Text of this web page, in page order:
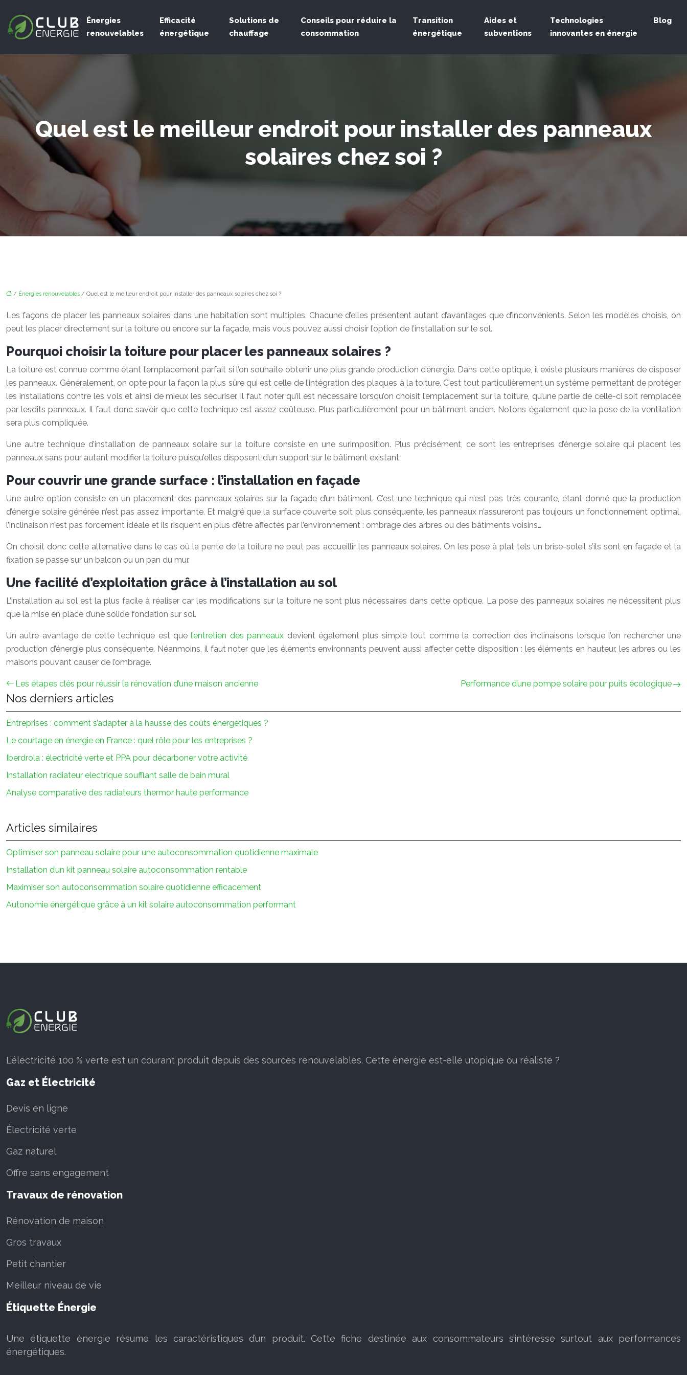
Énergies
renouvelables
Efficacité
énergétique
Solutions de
chauffage
Conseils pour réduire la
consommation
Transition
énergétique
Aides et
subventions
Technologies
innovantes en énergie
Blog
Quel est le meilleur endroit pour installer des panneaux
solaires chez soi ?
/ Énergies renouvelables / Quel est le meilleur endroit pour installer des panneaux solaires chez soi ?
Les façons de placer les panneaux solaires dans une habitation sont multiples. Chacune d’elles présentent autant d’avantages que d’inconvénients. Selon les modèles choisis, on
peut les placer directement sur la toiture ou encore sur la façade, mais vous pouvez aussi choisir l’option de l’installation sur le sol.
Pourquoi choisir la toiture pour placer les panneaux solaires ?
La toiture est connue comme étant l’emplacement parfait si l’on souhaite obtenir une plus grande production d’énergie. Dans cette optique, il existe plusieurs manières de disposer
les panneaux. Généralement, on opte pour la façon la plus sûre qui est celle de l’intégration des plaques à la toiture. C’est tout particulièrement un système permettant de protéger
les installations contre les vols et ainsi de mieux les sécuriser. Il faut noter qu’il est nécessaire lorsqu’on choisit l’emplacement sur la toiture, qu’une partie de celle-ci soit remplacée
par lesdits panneaux. Il faut donc savoir que cette technique est assez coûteuse. Plus particulièrement pour un bâtiment ancien. Notons également que la pose de la ventilation
sera plus compliquée.
Une autre technique d’installation de panneaux solaire sur la toiture consiste en une surimposition. Plus précisément, ce sont les entreprises d’énergie solaire qui placent les
panneaux sans pour autant modifier la toiture puisqu’elles disposent d’un support sur le bâtiment existant.
Pour couvrir une grande surface : l’installation en façade
Une autre option consiste en un placement des panneaux solaires sur la façade d’un bâtiment. C’est une technique qui n’est pas très courante, étant donné que la production
d’énergie solaire générée n’est pas assez importante. Et malgré que la surface couverte soit plus conséquente, les panneaux n’assureront pas toujours un fonctionnement optimal,
l’inclinaison n’est pas forcément idéale et ils risquent en plus d’être affectés par l’environnement : ombrage des arbres ou des bâtiments voisins…
On choisit donc cette alternative dans le cas où la pente de la toiture ne peut pas accueillir les panneaux solaires. On les pose à plat tels un brise-soleil s’ils sont en façade et la
fixation se passe sur un balcon ou un pan du mur.
Une facilité d’exploitation grâce à l’installation au sol
L’installation au sol est la plus facile à réaliser car les modifications sur la toiture ne sont plus nécessaires dans cette optique. La pose des panneaux solaires ne nécessitent plus
que la mise en place d’une solide fondation sur sol.
Un autre avantage de cette technique est quel’entretien des panneaux devient également plus simple tout comme la correction des inclinaisons lorsque l’on rechercher une
production d’énergie plus conséquente. Néanmoins, il faut noter que les éléments environnants peuvent aussi affecter cette disposition : les éléments en hauteur, les arbres ou les
maisons pouvant causer de l’ombrage.
Les étapes clés pour réussir la rénovation d’une maison ancienne Performance d’une pompe solaire pour puits écologique
Nos derniers articles
Entreprises : comment s’adapter à la hausse des coûts énergétiques ?
Le courtage en énergie en France : quel rôle pour les entreprises ?
Iberdrola : électricité verte et PPA pour décarboner votre activité
Installation radiateur electrique soufflant salle de bain mural
Analyse comparative des radiateurs thermor haute performance
Articles similaires
Optimiser son panneau solaire pour une autoconsommation quotidienne maximale
Installation d’un kit panneau solaire autoconsommation rentable
Maximiser son autoconsommation solaire quotidienne efficacement
Autonomie énergétique grâce à un kit solaire autoconsommation performant
L’électricité 100 % verte est un courant produit depuis des sources renouvelables. Cette énergie est-elle utopique ou réaliste ?
Gaz et Électricité
Devis en ligne
Électricité verte
Gaz naturel
Offre sans engagement
Travaux de rénovation
Rénovation de maison
Gros travaux
Petit chantier
Meilleur niveau de vie
Étiquette Énergie
Une étiquette énergie résume les caractéristiques d’un produit. Cette fiche destinée aux consommateurs s’intéresse surtout aux performances
énergétiques.